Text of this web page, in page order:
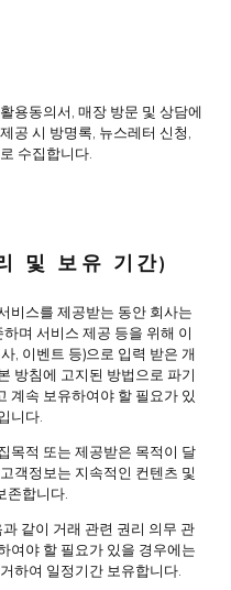
용동의서, 매장 방문 및 상담에
공 시 방명록, 뉴스레터 신청,
수집합니다.
및 보유 기간)
비스를 제공받는 동안 회사는
며 서비스 제공 등을 위해 이
, 이벤트 등)으로 입력 받은 개
방침에 고지된 방법으로 파기
계속 보유하여야 할 필요가 있
니다.
목적 또는 제공받은 목적이 달
객정보는 지속적인 컨텐츠 및
존합니다.
같이 거래 관련 권리 의무 관
여야 할 필요가 있을 경우에는
하여 일정기간 보유합니다.